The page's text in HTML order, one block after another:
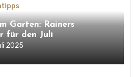
Garten: Rainers
für den Juli
2025